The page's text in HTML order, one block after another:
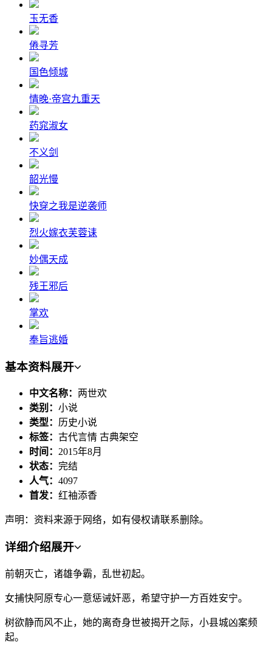
玉无香
倦寻芳
国色倾城
情晚·帝宫九重天
药窕淑女
不义剑
韶光慢
快穿之我是逆袭师
烈火嫁衣芙蓉诔
妙偶天成
残王邪后
掌欢
奉旨逃婚
基本资料展开
中文名称： 两世欢
类别： 小说
类型： 历史小说
标签： 古代言情 古典架空
时间： 2015年8月
状态： 完结
人气： 4097
首发： 红袖添香
声明：资料来源于网络，如有侵权请联系删除。
详细介绍展开
前朝灭亡，诸雄争霸，乱世初起。
女捕快阿原专心一意惩诫奸恶，希望守护一方百姓安宁。
树欲静而风不止，她的离奇身世被揭开之际，小县城凶案频
起。